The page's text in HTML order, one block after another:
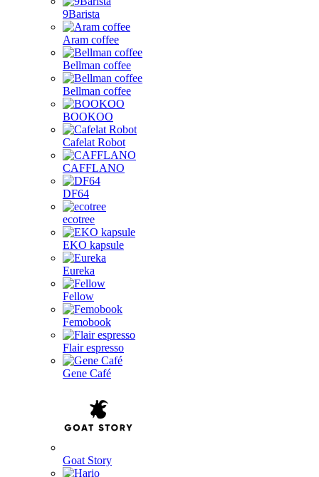
9Barista
Aram coffee
Bellman coffee
Bellman coffee
BOOKOO
Cafelat Robot
CAFFLANO
DF64
ecotree
EKO kapsule
Eureka
Fellow
Femobook
Flair espresso
Gene Café
Goat Story